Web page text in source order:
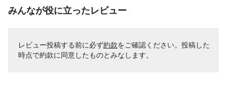
みんなが役に立ったレビュー
レビュー投稿する前に必ず約款をご確認ください。投稿した
時点で約款に同意したものとみなします。